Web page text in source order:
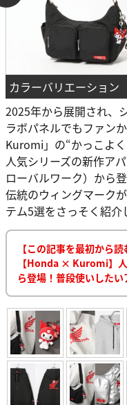
カラーバリエーション
2025年から展開され、
ラボパネルでもファン
Kuromi」の“かっこよ
人気シリーズの新作ア
ローバルワーク）から
伝統のウィングマーク
テム5選をさっそく紹
【この記事を最初から読
【Honda × Kuromi】
ら登場！普段使いした